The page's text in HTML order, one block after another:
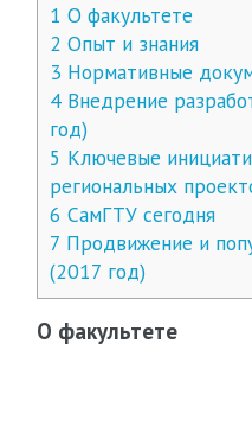
1 О факультете
2 Опыт и знания
3 Нормативные
4Внедрение
год)
5 Ключевые
региональных
6 СамГТУ сегодня
7 Продвижение и
(2017 год)
О факультете